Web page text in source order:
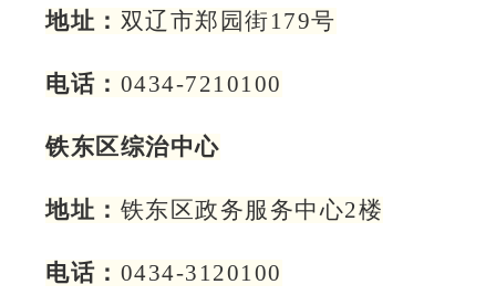
地址： 双辽市郑园街179号
电话： 0434-7210100
铁东区综治中心
地址： 铁东区政务服务中心2楼
电话： 0434-3120100